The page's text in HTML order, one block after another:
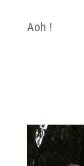
Aoh !